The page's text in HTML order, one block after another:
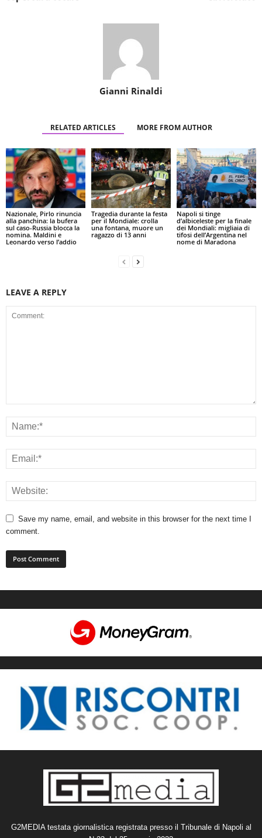
Gianni Rinaldi
RELATED ARTICLES MORE FROM AUTHOR
Nazionale, Pirlo rinuncia
alla panchina: la bufera
sul caso-Russia blocca la
nomina. Maldini e
Leonardo verso l’addio
Tragedia durante la festa
per il Mondiale: crolla
una fontana, muore un
ragazzo di 13 anni
Napoli si tinge
d’albiceleste per la finale
dei Mondiali: migliaia di
tifosi dell’Argentina nel
nome di Maradona
LEAVE A REPLY
Save my name, email, and website in this browser for the next time I
comment.
G2MEDIA testata giornalistica registrata presso il Tribunale di Napoli al